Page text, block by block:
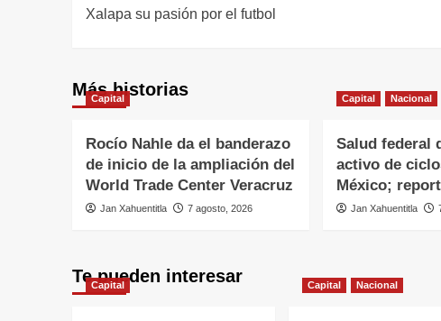
Xalapa su pasión por el futbol
Más historias
Capital
Rocío Nahle da el banderazo
de inicio de la ampliación del
World Trade Center Veracruz
Jan Xahuentitla 7 agosto, 2026
Capital Nacional
Salud federal
activo de
México;
Jan Xahuentitla
Te pueden interesar
Capital Capital Nacional